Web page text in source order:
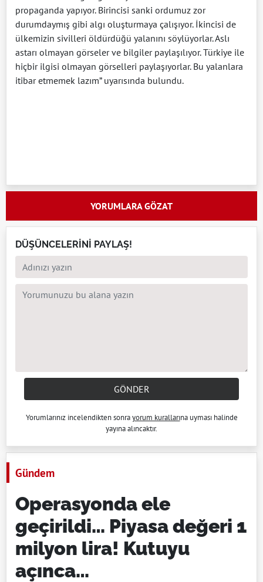
propaganda yapıyor. Birincisi sanki ordumuz zor
durumdaymış gibi algı oluşturmaya çalışıyor. İkincisi de
ülkemizin sivilleri öldürdüğü yalanını söylüyorlar. Aslı
astarı olmayan görseler ve bilgiler paylaşılıyor. Türkiye ile
hiçbir ilgisi olmayan görselleri paylaşıyorlar. Bu yalanlara
itibar etmemek lazım” uyarısında bulundu.
YORUMLARA GÖZAT
DÜŞÜNCELERİNİ PAYLAŞ!
GÖNDER
Yorumlarınız incelendikten sonrayorum kurallarına uyması halinde
yayına alıncaktır.
Gündem
Operasyonda ele
geçirildi… Piyasa değeri 1
milyon lira! Kutuyu
açınca…